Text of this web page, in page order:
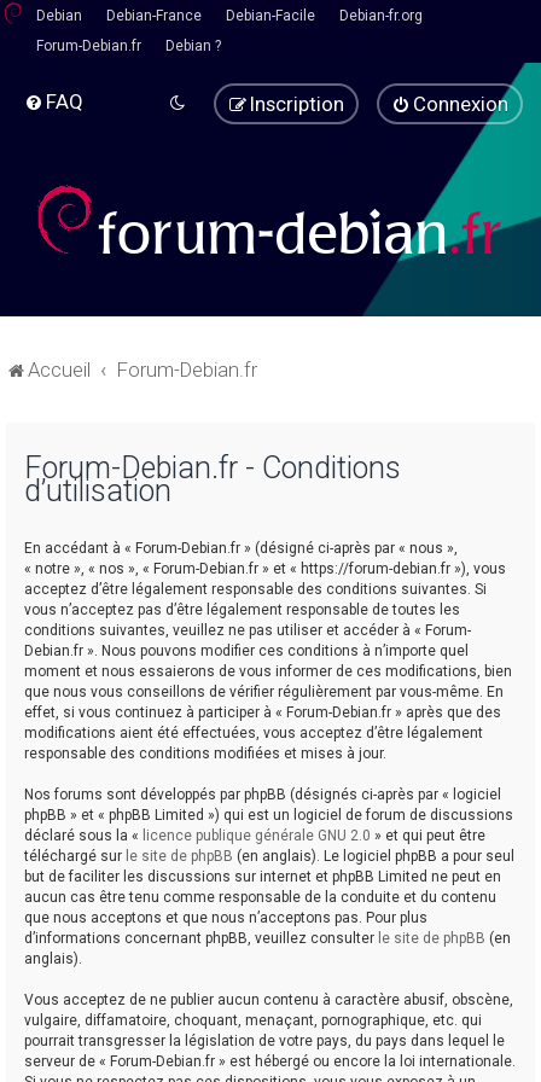
Debian Debian-France Debian-Facile
Debian-fr.org
Forum-Debian.fr
Debian ?
FAQ Connexion
Inscription
Accueil Forum-Debian.fr
Forum-Debian.fr - Conditions
d’utilisation
En accédant à « Forum-Debian.fr » (désigné ci-après par « nous »,
« notre », « nos », « Forum-Debian.fr » et « https://forum-debian.fr »), vous
acceptez d’être légalement responsable des conditions suivantes. Si
vous n’acceptez pas d’être légalement responsable de toutes les
conditions suivantes, veuillez ne pas utiliser et accéder à « Forum-
Debian.fr ». Nous pouvons modifier ces conditions à n’importe quel
moment et nous essaierons de vous informer de ces modifications, bien
que nous vous conseillons de vérifier régulièrement par vous-même. En
effet, si vous continuez à participer à « Forum-Debian.fr » après que des
modifications aient été effectuées, vous acceptez d’être légalement
responsable des conditions modifiées et mises à jour.
Nos forums sont développés par phpBB (désignés ci-après par « logiciel
phpBB » et « phpBB Limited ») qui est un logiciel de forum de discussions
déclaré sous la « licence publique générale GNU 2.0 » et qui peut être
téléchargé sur le site de phpBB (en anglais). Le logiciel phpBB a pour seul
but de faciliter les discussions sur internet et phpBB Limited ne peut en
aucun cas être tenu comme responsable de la conduite et du contenu
que nous acceptons et que nous n’acceptons pas. Pour plus
d’informations concernant phpBB, veuillez consulter le site de phpBB (en
anglais).
Vous acceptez de ne publier aucun contenu à caractère abusif, obscène,
vulgaire, diffamatoire, choquant, menaçant, pornographique, etc. qui
pourrait transgresser la législation de votre pays, du pays dans lequel le
serveur de « Forum-Debian.fr » est hébergé ou encore la loi internationale.